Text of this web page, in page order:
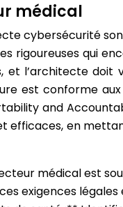
médical
cybersécurité
rigoureuses qui
l’architecte
est conforme
and
efficaces, en
médical est
exigences